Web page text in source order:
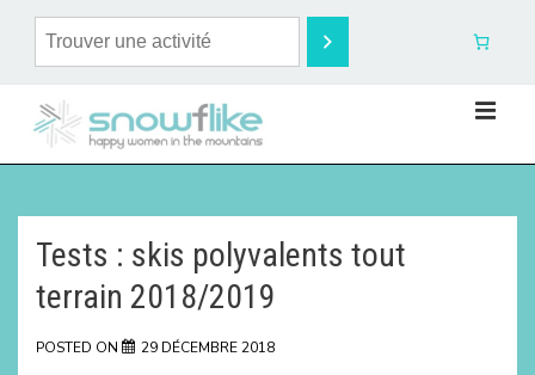
Tests : skis polyvalents tout
terrain 2018/2019
POSTED ON 29 DÉCEMBRE 2018